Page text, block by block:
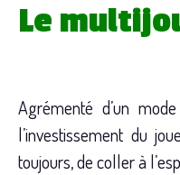
Le
Agrémenté d’un
l’investissement du
toujours, de coller à